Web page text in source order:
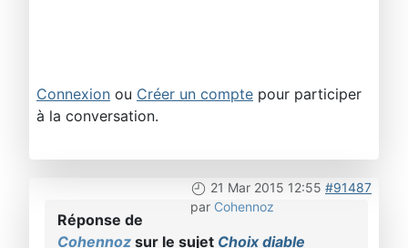
Connexion ou Créer un compte pour participer
à la conversation.
21 Mar 2015 12:55 #91487
par Cohennoz
Réponse de
Cohennoz sur le sujet Choix diable